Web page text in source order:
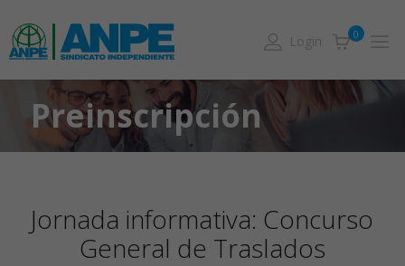
0
Login
Preinscripción
Jornada informativa: Concurso
General de Traslados